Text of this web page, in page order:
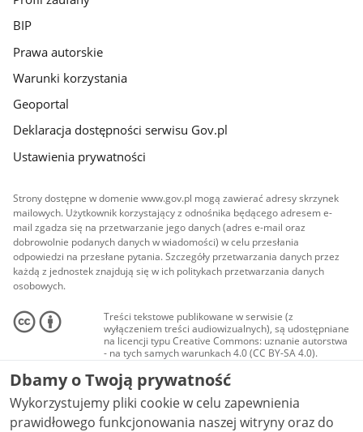
BIP
Prawa autorskie
Warunki korzystania
Geoportal
Deklaracja dostępności serwisu Gov.pl
Ustawienia prywatności
Strony dostępne w domenie www.gov.pl mogą zawierać adresy skrzynek
mailowych. Użytkownik korzystający z odnośnika będącego adresem e-
mail zgadza się na przetwarzanie jego danych (adres e-mail oraz
dobrowolnie podanych danych w wiadomości) w celu przesłania
odpowiedzi na przesłane pytania. Szczegóły przetwarzania danych przez
każdą z jednostek znajdują się w ich politykach przetwarzania danych
osobowych.
Treści tekstowe publikowane w serwisie (z
wyłączeniem treści audiowizualnych), są udostępniane
na licencji typu Creative Commons: uznanie autorstwa
- na tych samych warunkach 4.0 (CC BY-SA 4.0).
Materiały audiowizualne, w tym zdjęcia, materiały
audio i wideo, są udostępniane na licencji typu
Creative Commons: uznanie autorstwa użycie
niekomercyjne - bez utworów zależnych 4.0 (CC BY-
NC-ND 4.0), o ile nie jest to stwierdzone inaczej.
Dbamy o Twoją prywatność
Wykorzystujemy pliki cookie w celu zapewnienia
prawidłowego funkcjonowania naszej witryny oraz do